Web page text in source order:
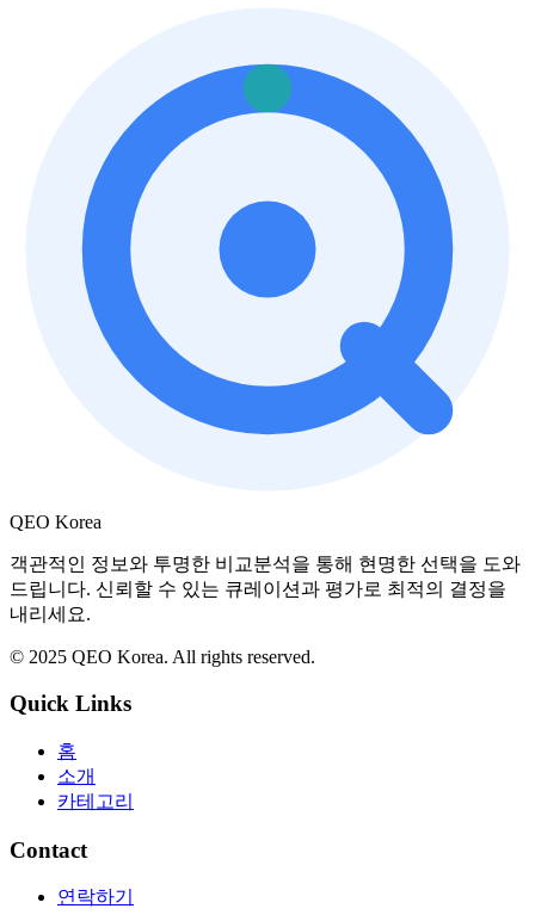
QEO Korea
객관적인 정보와 투명한 비교분석을 통해 현명한 선택을 도와
드립니다. 신뢰할 수 있는 큐레이션과 평가로 최적의 결정을
내리세요.
© 2025 QEO Korea. All rights reserved.
Quick Links
홈
소개
카테고리
Contact
연락하기